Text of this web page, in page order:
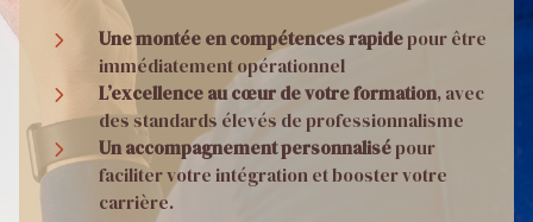
5 Une montée en compétences rapidepour être
immédiatement opérationnel
5 L’excellence au cœur de votre formation, avec
des standards élevés de professionnalisme
5 Un accompagnement personnalisépour
faciliter votre intégration et booster votre
carrière.